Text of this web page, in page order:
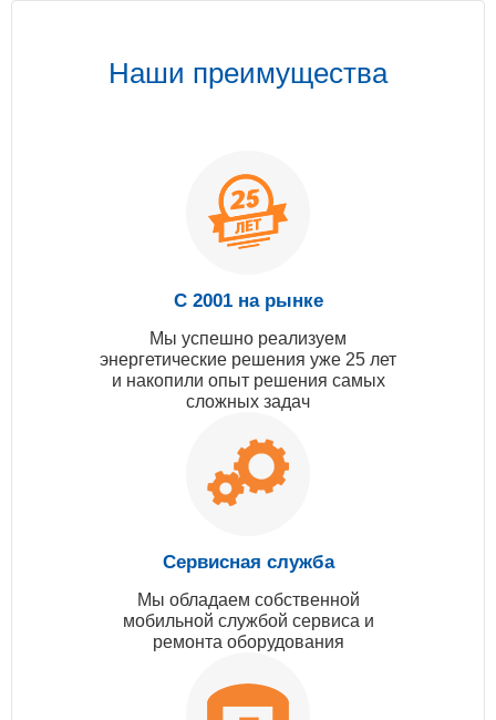
Наши преимущества
С 2001 на рынке
Мы успешно реализуем
энергетические решения уже 25 лет
и накопили опыт решения самых
сложных задач
Сервисная служба
Мы обладаем собственной
мобильной службой сервиса и
ремонта оборудования